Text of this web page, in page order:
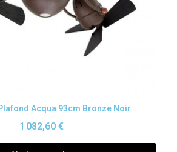
Aperçu rapide
Acqua 93cm Bronze Noir
1 082,60 €